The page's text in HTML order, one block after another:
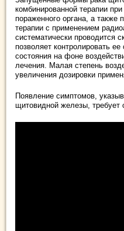
комбинированной терапии
пораженного органа, а также
терапии с применением
систематически проводится
позволяет контролировать
состояния на фоне
лечения. Малая степень
увеличения дозировки
Появление симптомов,
щитовидной железы, требует